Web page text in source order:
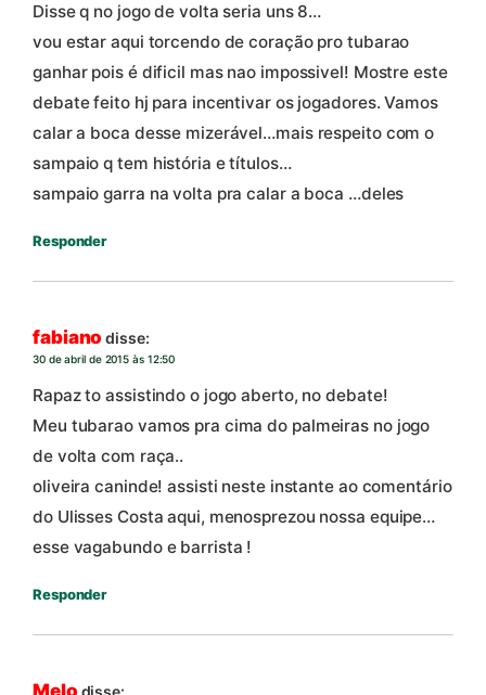
Disse q no jogo de volta seria uns 8…
vou estar aqui torcendo de coração pro tubarao
ganhar pois é dificil mas nao impossivel! Mostre este
debate feito hj para incentivar os jogadores. Vamos
calar a boca desse mizerável…mais respeito com o
sampaio q tem história e títulos…
sampaio garra na volta pra calar a boca …deles
Responder
fabiano disse:
30 de abril de 2015 às 12:50
Rapaz to assistindo o jogo aberto, no debate!
Meu tubarao vamos pra cima do palmeiras no jogo
de volta com raça..
oliveira caninde! assisti neste instante ao comentário
do Ulisses Costa aqui, menosprezou nossa equipe…
esse vagabundo e barrista !
Responder
Melo disse: